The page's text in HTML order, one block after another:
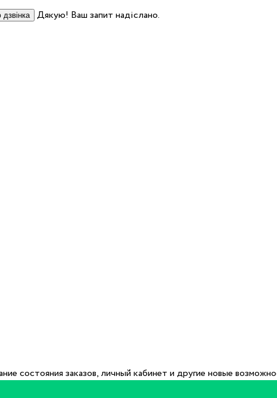
Дякую! Ваш запит надіслано.
состояния заказов, личный кабинет и другие новые